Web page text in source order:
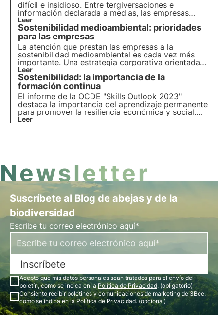
difícil e insidioso. Entre tergiversaciones e
información declarada a medias, las empresas
luchan por
Todo esto no contribuye al cambio que esperamos
y necesitamos.
Leer
Sostenibilidad medioambiental: prioridades
para las empresas
La atención que prestan las empresas a la
sostenibilidad medioambiental es cada vez más
importante. Una estrategia corporativa orientada a
la transición ecológica no es una opción, sino una
necesidad. Veamos cómo hacerla propia para
crecer e impulsar la economía.
Leer
Sostenibilidad: la importancia de la
formación continua
El informe de la OCDE "Skills Outlook 2023"
destaca la importancia del aprendizaje permanente
para promover la resiliencia económica y social.
Descubra en este artículo la importancia de
Leer
Newsletter
Suscríbete al Blog de abejas y de la
biodiversidad
Escribe tu correo electrónico aquí*
Inscríbete
Acepto que mis datos personales sean tratados para el envío del
boletín, como se indica en laPolítica de Privacidad. (obligatorio)
Consiento recibir boletines y comunicaciones de marketing de 3Bee,
como se indica en laPolítica de Privacidad. (opcional)